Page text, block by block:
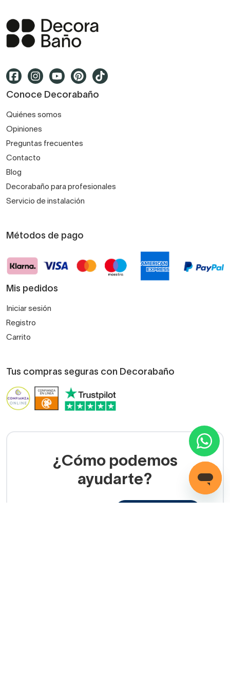
Conoce Decorabaño
Quiénes somos
Opiniones
Preguntas frecuentes
Contacto
Blog
Decorabaño para profesionales
Servicio de instalación
Métodos de pago
Mis pedidos
Iniciar sesión
Registro
Carrito
Tus compras seguras con Decorabaño
¿Cómo podemos
ayudarte?